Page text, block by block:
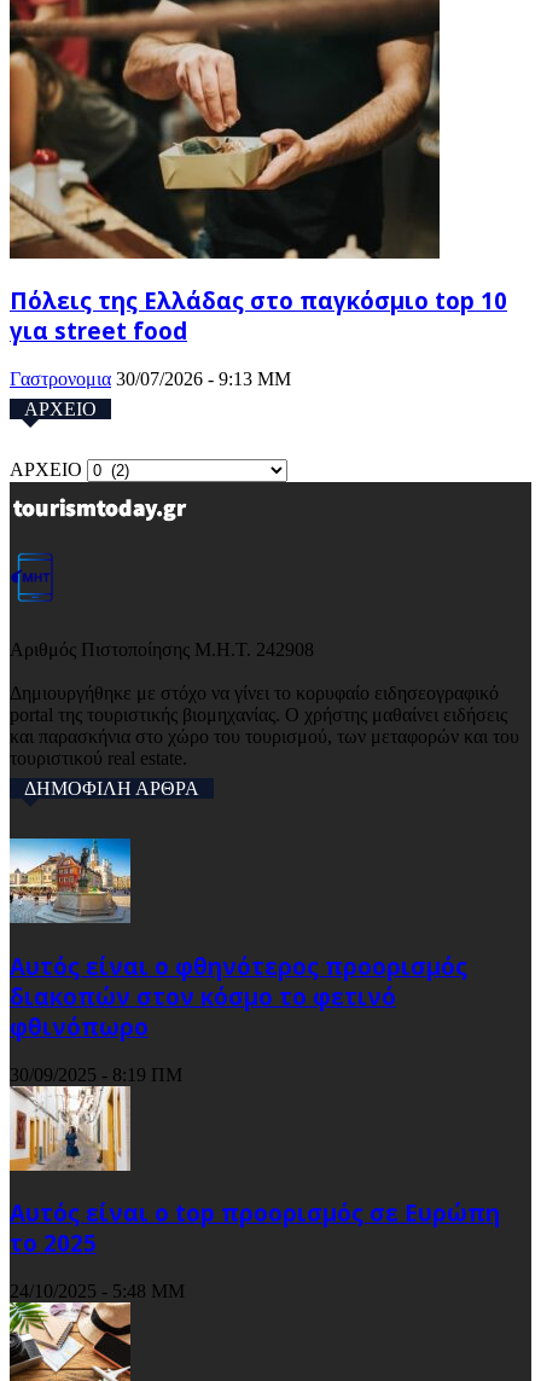
Πόλεις της Ελλάδας στο παγκόσμιο top 10
για street food
Γαστρονομια 30/07/2026 - 9:13 ΜΜ
ΑΡΧΕΙΟ
ΑΡΧΕΙΟ
Αριθμός Πιστοποίησης Μ.Η.Τ. 242908
Δημιουργήθηκε με στόχο να γίνει το κορυφαίο ειδησεογραφικό
portal της τουριστικής βιομηχανίας. Ο χρήστης μαθαίνει ειδήσεις
και παρασκήνια στο χώρο του τουρισμού, των μεταφορών και του
τουριστικού real estate.
ΔΗΜΟΦΙΛΗ ΑΡΘΡΑ
Αυτός είναι ο φθηνότερος προορισμός
διακοπών στον κόσμο το φετινό
φθινόπωρο
30/09/2025 - 8:19 ΠΜ
Αυτός είναι ο top προορισμός σε Ευρώπη
το 2025
24/10/2025 - 5:48 ΜΜ